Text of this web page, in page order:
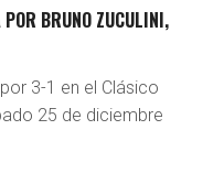
BRUNO ZUCULINI,
3-1 en el Clásico
25 de diciembre